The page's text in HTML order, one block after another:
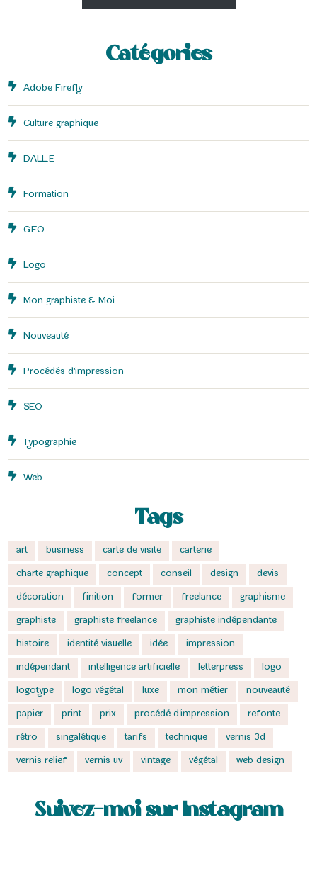
Catégories
Adobe Firefly
Culture graphique
DALL.E
Formation
GEO
Logo
Mon graphiste & Moi
Nouveauté
Procédés d'impression
SEO
Typographie
Web
Tags
art business carte de visite carterie
charte graphique concept conseil design devis
décoration finition former freelance graphisme
graphiste graphiste freelance graphiste indépendante
histoire identité visuelle idée impression
indépendant intelligence artificielle letterpress logo
logotype logo végétal luxe mon métier nouveauté
papier print prix procédé d'impression refonte
rétro singalétique tarifs technique vernis 3d
vernis relief vernis uv vintage végétal web design
Suivez-moi sur Instagram